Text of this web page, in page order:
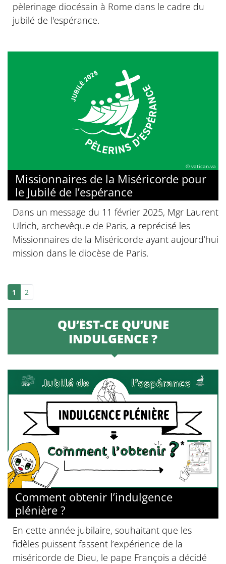
pèlerinage diocésain à Rome dans le cadre du
jubilé de l'espérance.
© vatican.va
Missionnaires de la Miséricorde pour
le Jubilé de l’espérance
Dans un message du 11 février 2025, Mgr Laurent
Ulrich, archevêque de Paris, a reprécisé les
Missionnaires de la Miséricorde ayant aujourd’hui
mission dans le diocèse de Paris.
1 2
QU’EST-CE QU’UNE
INDULGENCE ?
Comment obtenir l’indulgence
plénière ?
En cette année jubilaire, souhaitant que les
fidèles puissent fassent l’expérience de la
miséricorde de Dieu, le pape François a décidé